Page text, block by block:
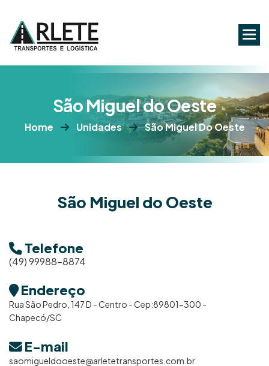
São MigueldoOeste
Home Unidades São Miguel Do Oeste
São Miguel do Oeste
Telefone
(49) 99988-8874
Endereço
Rua São Pedro, 147 D - Centro - Cep:89801-300 -
Chapecó/SC
E-mail
saomigueldooeste@arletetransportes.com.br